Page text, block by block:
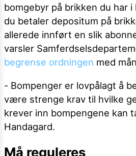
bomgebyr på brikken du har
du betaler depositum på
allerede innført en slik
varsler
begrense ordningen med
- Bompenger er lovpålagt å
være strenge krav til hvilke
krever inn bompengene kan
Handagard.
Må reguleres